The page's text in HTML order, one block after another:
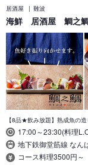
居酒屋 難波
海鮮 居酒屋 鯛之
【8品★飲み放題】熟成魚の
17:00～23:30(料理
地下鉄御堂筋線 なん
コース料理3500円～